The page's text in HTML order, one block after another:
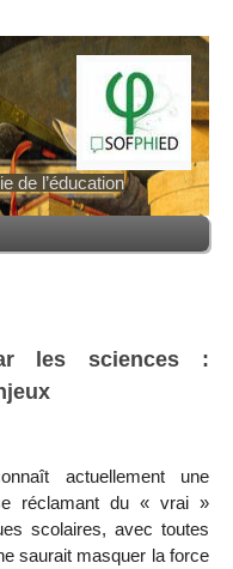
de l’éducation
les sciences :
actuellement une
réclamant du « vrai »
scolaires, avec toutes
saurait masquer la force